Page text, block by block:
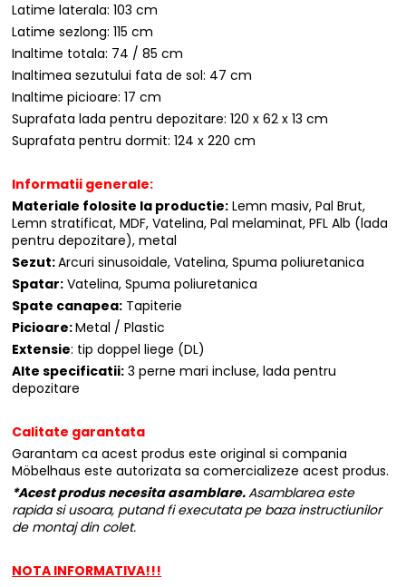
Latime laterala: 103 cm
Latime sezlong: 115 cm
Inaltime totala: 74 / 85 cm
Inaltimea sezutului fata de sol: 47 cm
Inaltime picioare: 17 cm
Suprafata lada pentru depozitare: 120 x 62 x 13 cm
Suprafata pentru dormit: 124 x 220 cm
Informatii generale:
Materiale folosite la productie: Lemn masiv, Pal Brut,
Lemn stratificat, MDF, Vatelina, Pal melaminat, PFL Alb (lada
pentru depozitare), metal
Sezut:Arcuri sinusoidale, Vatelina, Spuma poliuretanica
Spatar: Vatelina, Spuma poliuretanica
Spate canapea: Tapiterie
Picioare:Metal / Plastic
Extensie: tip doppel liege (DL)
Alte specificatii: 3 perne mari incluse, lada pentru
depozitare
Calitate garantata
Garantam ca acest produs este original si compania
Möbelhaus este autorizata sa comercializeze acest produs.
*Acest produs necesita asamblare.Asamblarea este
rapida si usoara, putand fi executata pe baza instructiunilor
de montaj din colet.
NOTA INFORMATIVA!!!